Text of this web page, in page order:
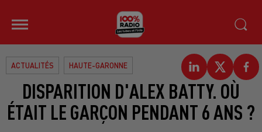
ACTUALITÉS HAUTE-GARONNE
DISPARITION D'ALEX BATTY. OÙ
ÉTAIT LE GARÇON PENDANT 6 ANS ?